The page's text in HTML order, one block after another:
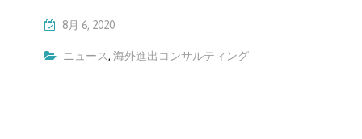
8月 6, 2020
ニュース, 海外進出コンサルティング